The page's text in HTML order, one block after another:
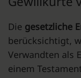
Die gesetzliche
berücksichtigt,
Verwandten als
einem